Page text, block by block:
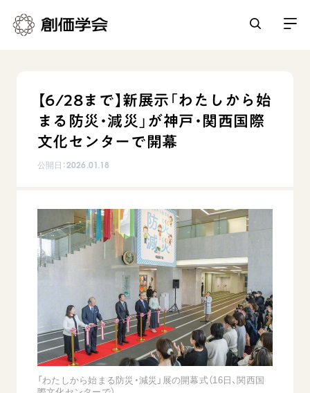
人間革命
自他共の幸福
日蓮大聖人の仏法（教学入門）
釈尊～法華経
日蓮大聖人
創価学会の三代会長
初代会長・牧口常三郎先生
第2代会長・戸田城聖先生
日常の活動
仏法を学ぶ
仏法を語る
主な行事
年間の活動について
彼岸
平和・文化・教育
核兵器の廃絶に向け連帯を拡大
「人権文化」「ジェンダー平等」を促進
「持続可能な開発目標（SDGs）」の取り組み
展示活動
教育本部の活動
図書贈呈
世界の創価学会
各国ウェブサイト
世界の創価学会の歴史
基本情報
創価学会 会則
創価学会 社会憲章
組織・機構
会長・理事長・各部長の紹介
座談会御書ｅ講義
小説『新・人間革命』『人間革命』要旨
御書検索［新版］
関連リンク
創価学会総本部
ご意見
【6/28まで】新展示「わたしから始
まる防災・減災」が神戸・関西国際
文化センターで開幕
公開日：2026.01.18
「わたしから始まる防災・減災」展の開幕式（16日、関西国